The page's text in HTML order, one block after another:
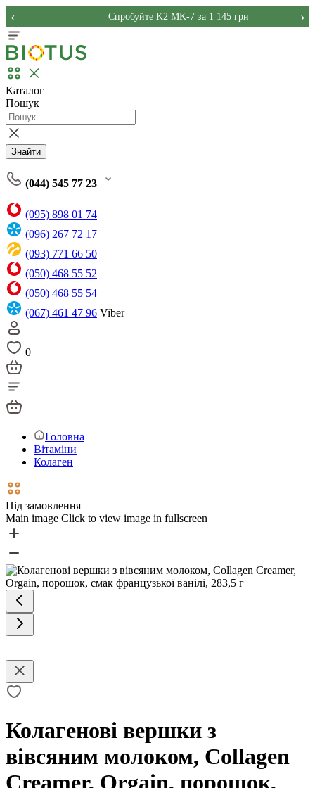
Спробуйте K2 MK-7 за 1 145 грн
‹ ›
Каталог
Пошук
Знайти
(044) 545 77 23
(095) 898 01 74
(096) 267 72 17
(093) 771 66 50
(050) 468 55 52
(050) 468 55 54
(067) 461 47 96 Viber
0
Головна
Вітаміни
Колаген
Під замовлення
Main image Click to view image in fullscreen
Колагенові вершки з
вівсяним молоком, Collagen
Creamer, Orgain, порошок,